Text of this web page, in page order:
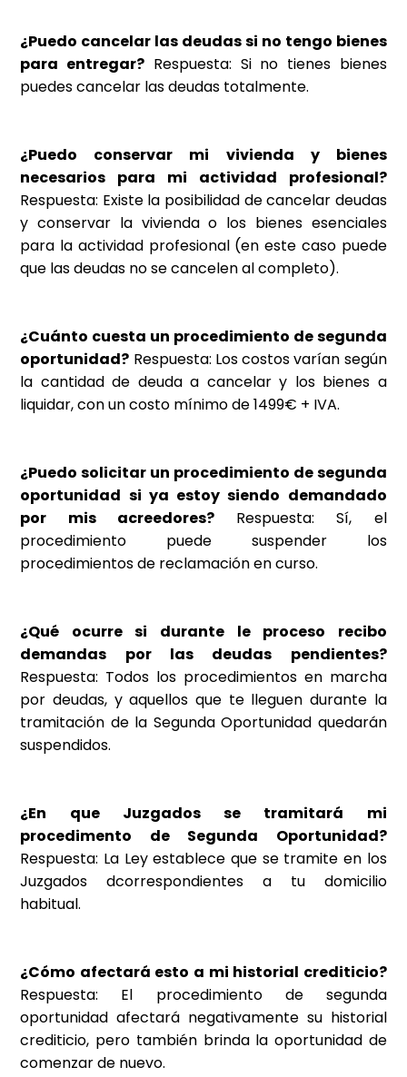
¿Puedo cancelar las deudas si no tengo bienes
para entregar? Respuesta: Si no tienes bienes
puedes cancelar las deudas totalmente.
¿Puedo conservar mi vivienda y bienes
necesarios para mi actividad profesional?
Respuesta: Existe la posibilidad de cancelar deudas
y conservar la vivienda o los bienes esenciales
para la actividad profesional (en este caso puede
que las deudas no se cancelen al completo).
¿Cuánto cuesta un procedimiento de segunda
oportunidad? Respuesta: Los costos varían según
la cantidad de deuda a cancelar y los bienes a
liquidar, con un costo mínimo de 1499€ + IVA.
¿Puedo solicitar un procedimiento de segunda
oportunidad si ya estoy siendo demandado
por mis acreedores?Respuesta: Sí, el
procedimiento puede suspender los
procedimientos de reclamación en curso.
¿Qué ocurre si durante le proceso recibo
demandas por las deudas pendientes?
Respuesta: Todos los procedimientos en marcha
por deudas, y aquellos que te lleguen durante la
tramitación de la Segunda Oportunidad quedarán
suspendidos.
¿En que Juzgados se tramitará mi
procedimento de Segunda Oportunidad?
Respuesta: La Ley establece que se tramite en los
Juzgados dcorrespondientes a tu domicilio
habitual.
¿Cómo afectará esto a mi historial crediticio?
Respuesta: El procedimiento de segunda
oportunidad afectará negativamente su historial
crediticio, pero también brinda la oportunidad de
comenzar de nuevo.